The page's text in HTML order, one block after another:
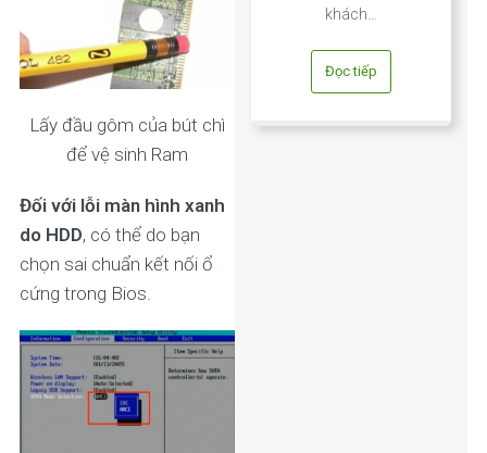
Lấy đầu gôm của bút chì
để vệ sinh Ram
Đối với lỗi màn hình xanh
do HDD, có thể do bạn
chọn sai chuẩn kết nối ổ
cứng trong Bios.
khách…
Đọc tiếp